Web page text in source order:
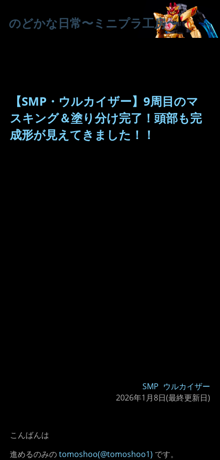
のどかな日常〜ミニプラ工房〜
【SMP・ウルカイザー】9周目のマ
スキング＆塗り分け完了！頭部も完
成形が見えてきました！！
SMP ウルカイザー
2026年1月8日(最終更新日)
こんばんは
進めるのみのtomoshoo(@tomoshoo1) です。